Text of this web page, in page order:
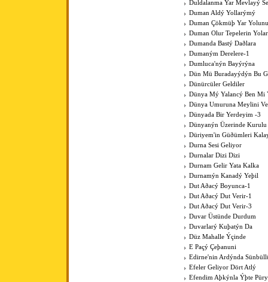
Duldalanma Yar Mevlayý
Duman Aldý Yollarýmý
Duman Çökmüþ Yar
Duman Olur Tepelerin
Dumanda Bastý Daðlara
Dumaným Derelere-1
Dumluca'nýn Bayýrýna
Dün Mü Buradayýdýn Bu
Dünürcüler Geldiler
Dünya Mý Yalancý Ben Mi
Dünya Umuruna Meylini
Dünyada Bir Yerdeyim -3
Dünyanýn Üzerinde
Düriyem'in Güðümleri
Durna Sesi Geliyor
Durnalar Dizi Dizi
Durnam Gelir Yata Kalka
Durnamýn Kanadý Yeþil
Dut Aðacý Boyunca-1
Dut Aðacý Dut Verir-1
Dut Aðacý Dut Verir-3
Duvar Üstünde Durdum
Duvarlarý Kuþatýn Da
Düz Mahalle Ýçinde
E Paçý Çeþanuni
Edirne'nin Ardýnda
Efeler Geliyor Dört Atlý
Efendim Aþkýnla Ýþte